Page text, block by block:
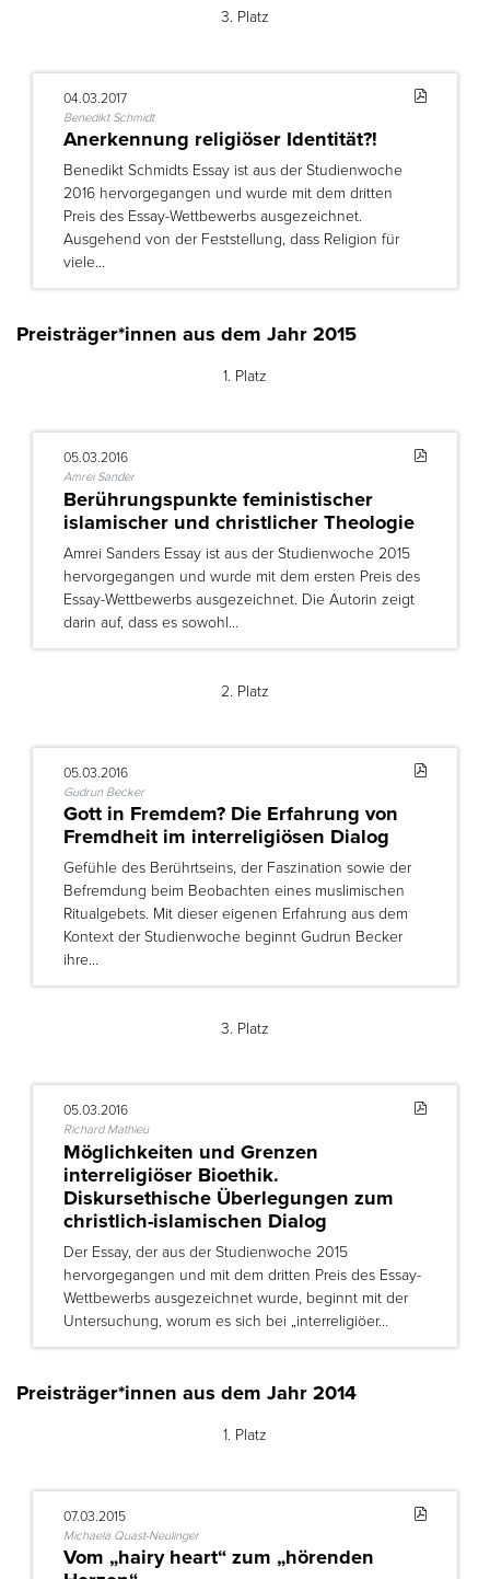
3. Platz
04.03.2017
Benedikt Schmidt
Anerkennung religiöser Identität?!
Benedikt Schmidts Essay ist aus der Studienwoche
2016 hervorgegangen und wurde mit dem dritten
Preis des Essay-Wettbewerbs ausgezeichnet.
Ausgehend von der Feststellung, dass Religion für
viele…
Preisträger*innen aus dem Jahr 2015
1. Platz
05.03.2016
Amrei Sander
Berührungspunkte feministischer
islamischer und christlicher Theologie
Amrei Sanders Essay ist aus der Studienwoche 2015
hervorgegangen und wurde mit dem ersten Preis des
Essay-Wettbewerbs ausgezeichnet. Die Autorin zeigt
darin auf, dass es sowohl…
2. Platz
05.03.2016
Gudrun Becker
Gott in Fremdem? Die Erfahrung von
Fremdheit im interreligiösen Dialog
Gefühle des Berührtseins, der Faszination sowie der
Befremdung beim Beobachten eines muslimischen
Ritualgebets. Mit dieser eigenen Erfahrung aus dem
Kontext der Studienwoche beginnt Gudrun Becker
ihre…
3. Platz
05.03.2016
Richard Mathieu
Möglichkeiten und Grenzen
interreligiöser Bioethik.
Diskursethische Überlegungen zum
christlich-islamischen Dialog
Der Essay, der aus der Studienwoche 2015
hervorgegangen und mit dem dritten Preis des Essay-
Wettbewerbs ausgezeichnet wurde, beginnt mit der
Untersuchung, worum es sich bei „interreligiöer…
Preisträger*innen aus dem Jahr 2014
1. Platz
07.03.2015
Michaela Quast-Neulinger
Vom „hairy heart“ zum „hörenden